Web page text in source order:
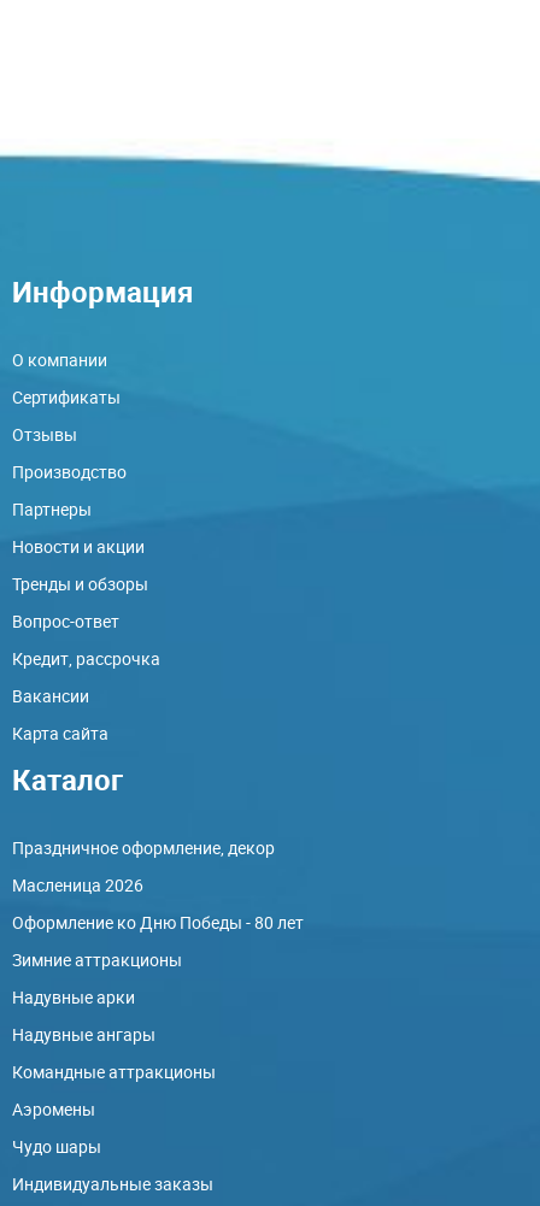
Информация
О компании
Сертификаты
Отзывы
Производство
Партнеры
Новости и акции
Тренды и обзоры
Вопрос-ответ
Кредит, рассрочка
Вакансии
Карта сайта
Каталог
Праздничное оформление, декор
Масленица 2026
Оформление ко Дню Победы - 80 лет
Зимние аттракционы
Надувные арки
Надувные ангары
Командные аттракционы
Аэромены
Чудо шары
Индивидуальные заказы